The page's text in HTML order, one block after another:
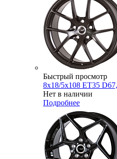
Быстрый просмотр
8x18/5x108 ET35
Нет в наличии
Подробнее